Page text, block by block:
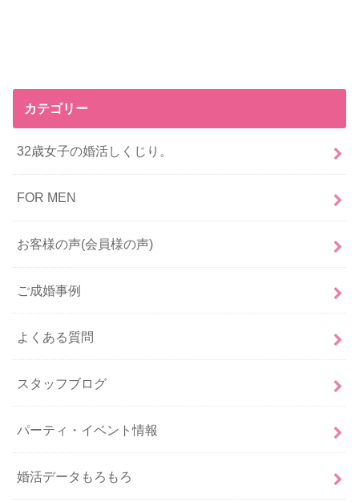
カテゴリー
32歳女子の婚活しくじり。
FOR MEN
お客様の声(会員様の声)
ご成婚事例
よくある質問
スタッフブログ
パーティ・イベント情報
婚活データもろもろ